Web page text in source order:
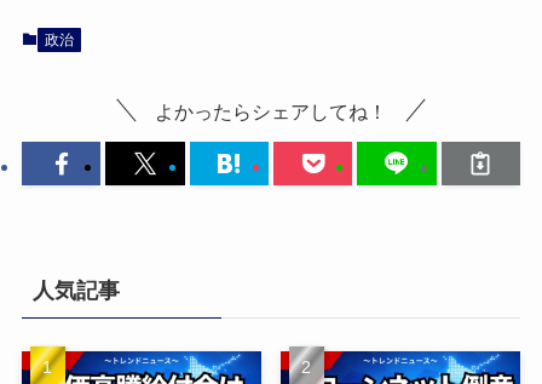
政治
よかったらシェアしてね！
人気記事